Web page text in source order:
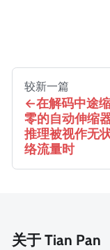
较新一篇
在解码中途
零的自动伸缩
推理被视作无
络流量时
关于 Tian Pan